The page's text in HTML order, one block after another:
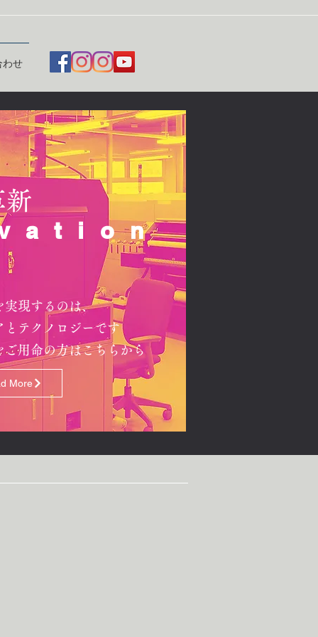
わせ
More
新
実現するのは、
とテクノロジーです
ご用命の方はこちらから